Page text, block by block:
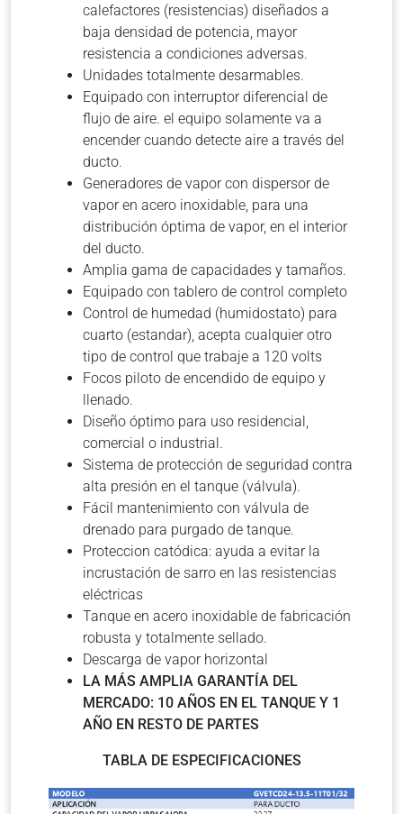
calefactores (resistencias) diseñados a
baja densidad de potencia, mayor
resistencia a condiciones adversas.
Unidades totalmente desarmables.
Equipado con interruptor diferencial de
flujo de aire. el equipo solamente va a
encender cuando detecte aire a través del
ducto.
Generadores de vapor con dispersor de
vapor en acero inoxidable, para una
distribución óptima de vapor, en el interior
del ducto.
Amplia gama de capacidades y tamaños.
Equipado con tablero de control completo
Control de humedad (humidostato) para
cuarto (estandar), acepta cualquier otro
tipo de control que trabaje a 120 volts
Focos piloto de encendido de equipo y
llenado.
Diseño óptimo para uso residencial,
comercial o industrial.
Sistema de protección de seguridad contra
alta presión en el tanque (válvula).
Fácil mantenimiento con válvula de
drenado para purgado de tanque.
Proteccion catódica: ayuda a evitar la
incrustación de sarro en las resistencias
eléctricas
Tanque en acero inoxidable de fabricación
robusta y totalmente sellado.
Descarga de vapor horizontal
LA MÁS AMPLIA GARANTÍA DEL
MERCADO: 10 AÑOS EN EL TANQUE Y 1
AÑO EN RESTO DE PARTES
TABLA DE ESPECIFICACIONES